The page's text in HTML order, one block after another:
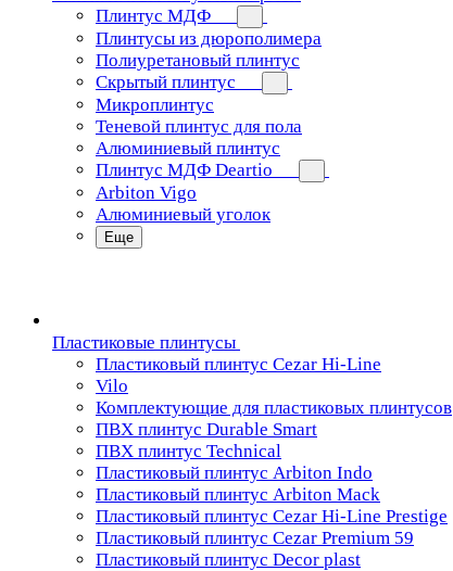
Плинтус МДФ
Плинтусы из дюрополимера
Полиуретановый плинтус
Скрытый плинтус
Микроплинтус
Теневой плинтус для пола
Алюминиевый плинтус
Плинтус МДФ Deartio
Arbiton Vigo
Алюминиевый уголок
Еще
Пластиковые плинтусы
Пластиковый плинтус Cezar Hi-Line
Vilo
Комплектующие для пластиковых плинтусов
ПВХ плинтус Durable Smart
ПВХ плинтус Technical
Пластиковый плинтус Arbiton Indo
Пластиковый плинтус Arbiton Mack
Пластиковый плинтус Cezar Hi-Line Prestige
Пластиковый плинтус Cezar Premium 59
Пластиковый плинтус Decor plast